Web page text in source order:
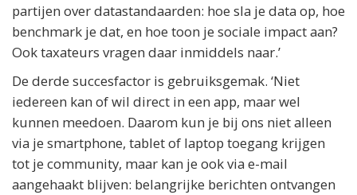
partijen over datastandaarden: hoe sla je data op, hoe
benchmark je dat, en hoe toon je sociale impact aan?
Ook taxateurs vragen daar inmiddels naar.’
De derde succesfactor is gebruiksgemak. ‘Niet
iedereen kan of wil direct in een app, maar wel
kunnen meedoen. Daarom kun je bij ons niet alleen
via je smartphone, tablet of laptop toegang krijgen
tot je community, maar kan je ook via e-mail
aangehaakt blijven: belangrijke berichten ontvangen